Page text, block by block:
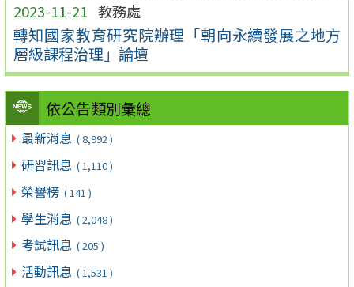
2023-11-21 教務處
轉知國家教育研究院辦理「朝向永續發展之地方
層級課程治理」論壇
依公告類別彙總
最新消息 ( 8,992 )
研習訊息 ( 1,110 )
榮譽榜 ( 141 )
學生消息 ( 2,048 )
考試訊息 ( 205 )
活動訊息 ( 1,531 )